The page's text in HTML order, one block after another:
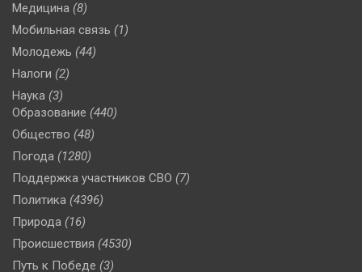
Медицина (8)
Мобильная связь (1)
Молодежь (44)
Налоги (2)
Наука (3)
Образование (440)
Общество (48)
Погода (1280)
Поддержка участников СВО (7)
Политика (4396)
Природа (16)
Происшествия (4530)
Путь к Победе (3)